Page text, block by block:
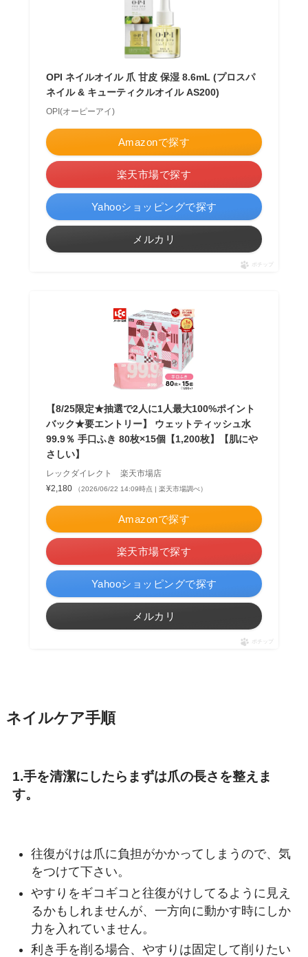
OPI ネイルオイル 爪 甘皮 保湿 8.6mL (プロスパ
ネイル & キューティクルオイル AS200)
OPI(オーピーアイ)
Amazonで探す
楽天市場で探す
Yahooショッピングで探す
メルカリ
ポチップ
【8/25限定★抽選で2人に1人最大100%ポイント
バック★要エントリー】 ウェットティッシュ水
99.9％ 手口ふき 80枚×15個【1,200枚】【肌にや
さしい】
レックダイレクト 楽天市場店
¥2,180
（2026/06/22 14:09時点 | 楽天市場調べ）
Amazonで探す
楽天市場で探す
Yahooショッピングで探す
メルカリ
ポチップ
ネイルケア手順
1.手を清潔にしたらまずは爪の長さを整えま
す。
往復がけは爪に負担がかかってしまうので、気
をつけて下さい。
やすりをギコギコと往復がけしてるように見え
るかもしれませんが、 一方向に動かす時にしか
力を入れていません。
利き手を削る場合、やすりは固定して削りたい